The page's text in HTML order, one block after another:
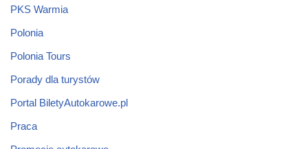
PKS Warmia
Polonia
Polonia Tours
Porady dla turystów
Portal BiletyAutokarowe.pl
Praca